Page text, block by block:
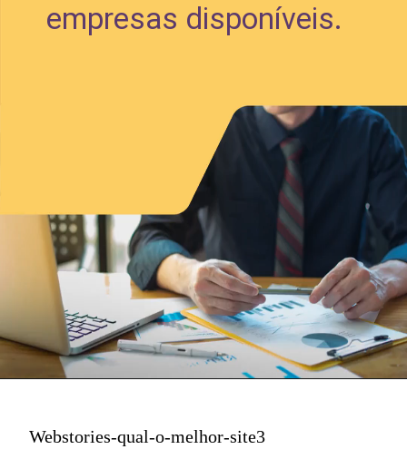
empresas disponíveis.
Webstories-qual-o-melhor-site3